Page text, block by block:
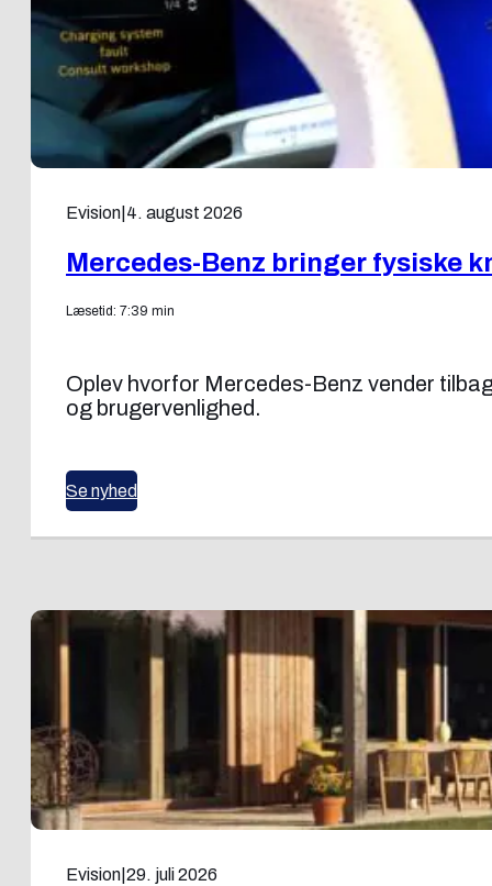
Evision 4. august 2026
Mercedes-Benz bringer fysiske
Læsetid: 7:39 min
Oplev hvorfor Mercedes-Benz vender
og brugervenlighed.
Se nyhed
Evision 29. juli 2026